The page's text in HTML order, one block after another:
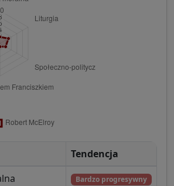
Tendencja
Bardzo progresywny